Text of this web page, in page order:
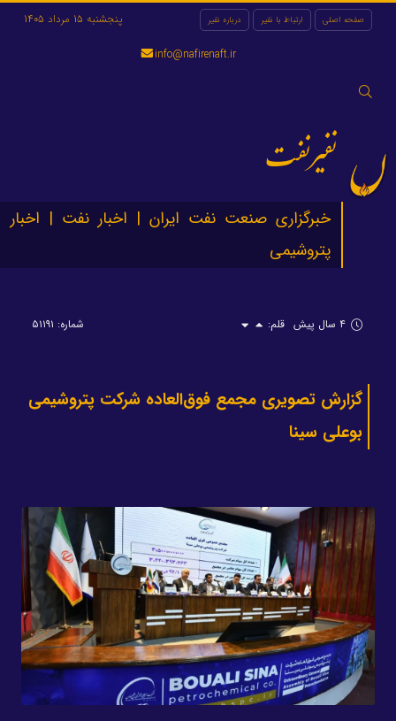
صفحه اصلی ارتباط با نفیر درباره نفیر
جستجو
پنجشنبه 15 مرداد 1405
info@nafirenaft.ir
نفیرنفت
خبرگزاری صنعت نفت ایران | اخبار نفت | اخبار
پتروشیمی
۴ سال پیش قلم: شماره: ۵۱۱۹۱
گزارش تصویری مجمع فوق‌العاده شرکت پتروشیمی
بوعلی سینا